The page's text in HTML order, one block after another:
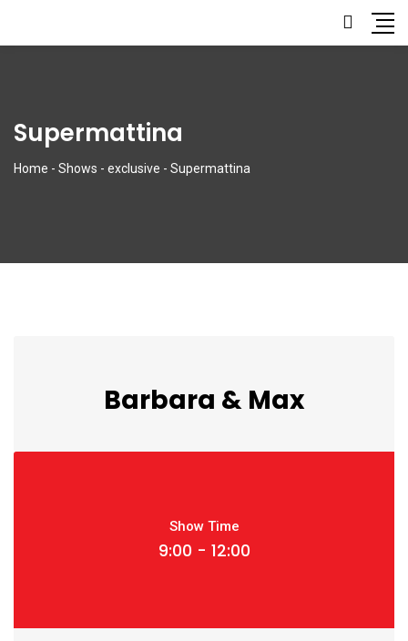
Supermattina
Home - Shows - exclusive - Supermattina
Barbara & Max
Show Time
9:00 - 12:00